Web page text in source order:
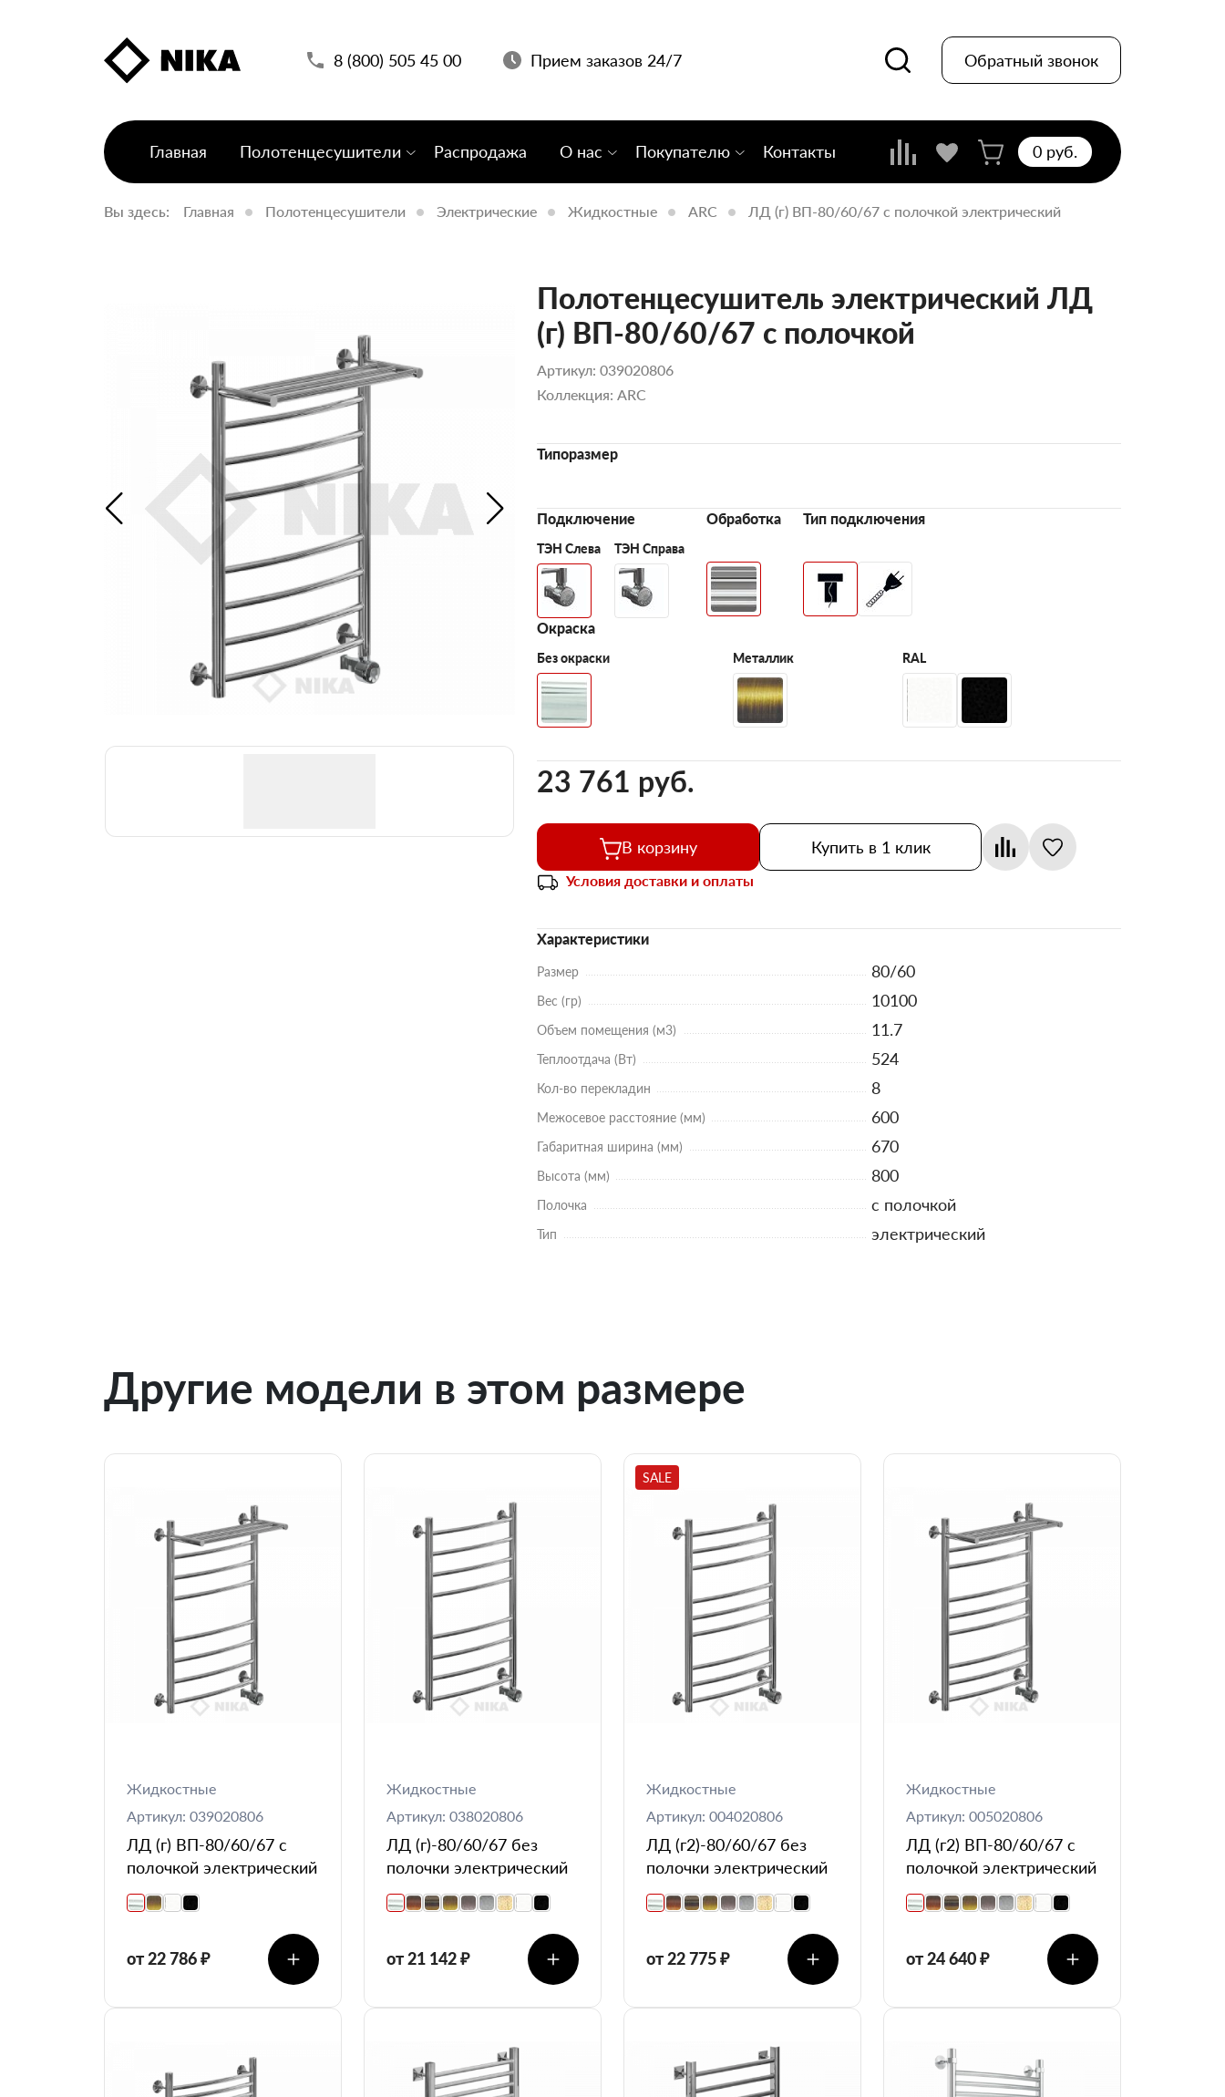
8 (800) 505 45 00 Прием заказов 24/7 Обратный звонок
Главная Полотенцесушители Распродажа О нас Покупателю Контакты 0 pуб.
Вы здесь: Главная Полотенцесушители Электрические Жидкостные ARC ЛД (г) ВП-80/60/67 с полочкой электрический
Полотенцесушитель электрический ЛД
(г) ВП-80/60/67 с полочкой
Артикул: 039020806
Коллекция: ARC
Типоразмер
Подключение
ТЭН Слева ТЭН Справа
Обработка Тип подключения
Окраска
Без окраски Металлик RAL
23 761 pуб.
В корзину Купить в 1 клик
Условия доставки и оплаты
Характеристики
Размер 80/60
Вес (гр) 10100
Объем помещения (м3) 11.7
Теплоотдача (Вт) 524
Кол-во перекладин 8
Межосевое расстояние (мм) 600
Габаритная ширина (мм) 670
Высота (мм) 800
Полочка с полочкой
Тип электрический
Другие модели в этом размере
Жидкостные
Артикул: 039020806
ЛД (г) ВП-80/60/67 с
полочкой электрический
от 22 786 ₽
Жидкостные
Артикул: 038020806
ЛД (г)-80/60/67 без
полочки электрический
от 21 142 ₽
SALE
Жидкостные
Артикул: 004020806
ЛД (г2)-80/60/67 без
полочки электрический
от 22 775 ₽
Жидкостные
Артикул: 005020806
ЛД (г2) ВП-80/60/67 с
полочкой электрический
от 24 640 ₽